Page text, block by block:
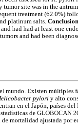
site was in the
treatment (62.0%)
platinum salts.
had had at least one
and had been
mundo. Existen múltiples
pylori y alto
en el Japón, países
de GLOBOCAN
mortalidad ajustada por